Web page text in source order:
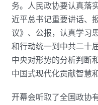
务。人民政协要认真落
近平总书记重要讲话、
议》、公报，认真学习
和行动统一到中共二十
中央对形势的分析判断
中国式现代化贡献智慧
开幕会听取了全国政协